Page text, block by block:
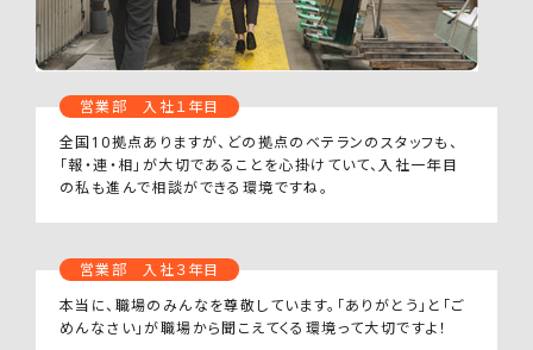
営業部 入社１年目
全国10拠点ありますが、どの拠点のベテランのスタッフも、
「報・連・相」が大切であることを心掛けていて、入社一年目
の私も進んで相談ができる環境ですね。
営業部 入社３年目
本当に、職場のみんなを尊敬しています。「ありがとう」と「ご
めんなさい」が職場から聞こえてくる環境って大切ですよ！